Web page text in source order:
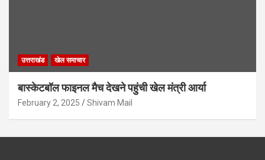
उत्तराखंड खेल समाचार
बास्केटबॉल फाइनल मैच देखने पहुंची खेल मंत्री आर्या
February 2, 2025 Shivam Mail